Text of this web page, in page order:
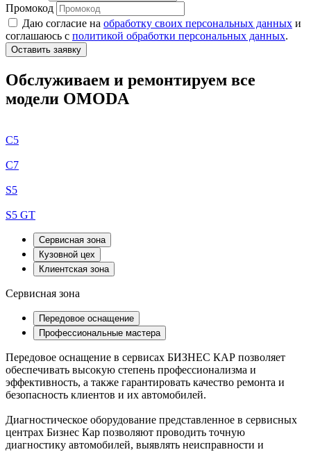
Промокод
Даю согласие на обработку своих персональных данных и
соглашаюсь с политикой обработки персональных данных.
Оставить заявку
Обслуживаем и ремонтируем все
модели OMODA
C5
C7
S5
S5 GT
Сервисная зона
Кузовной цех
Клиентская зона
Сервисная зона
Передовое оснащение
Профессиональные мастера
Передовое оснащение в сервисах БИЗНЕС КАР позволяет
обеспечивать высокую степень профессионализма и
эффективность, а также гарантировать качество ремонта и
безопасность клиентов и их автомобилей.
Диагностическое оборудование представленное в сервисных
центрах Бизнес Кар позволяют проводить точную
диагностику автомобилей, выявлять неисправности и